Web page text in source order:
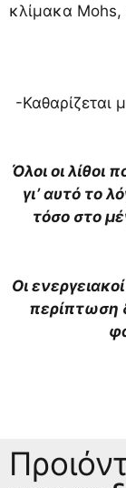
κλίμακα
-Καθαρίζεται
Όλοι οι λίθοι
γι’ αυτό το
τόσο στο
Οι
περίπτωση